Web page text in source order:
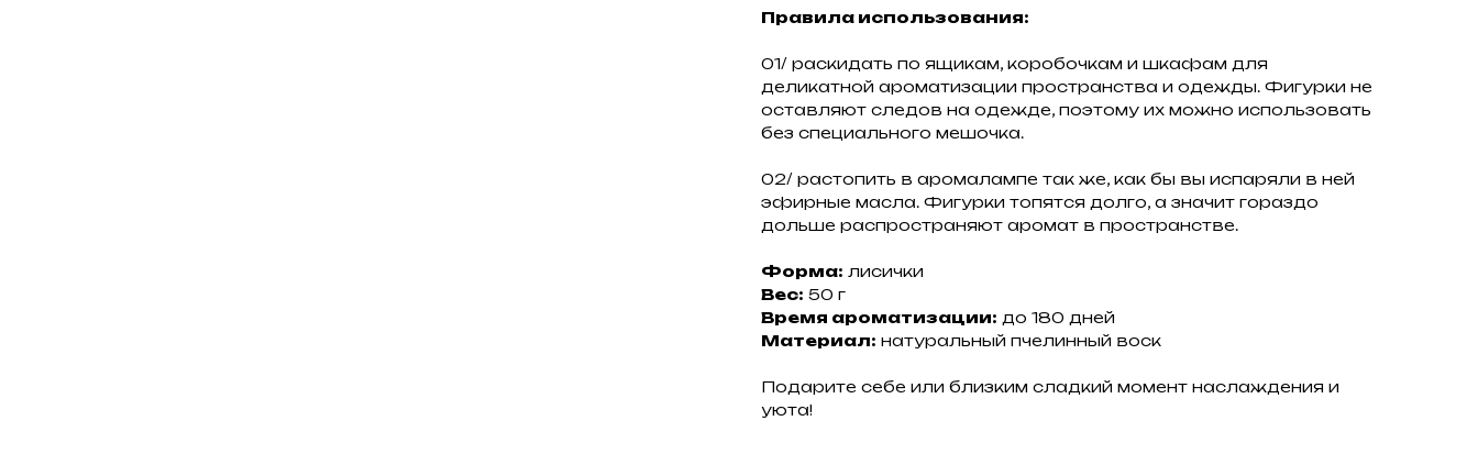
Правила использования:
01/ раскидать по ящикам, коробочкам и шкафам для
деликатной ароматизации пространства и одежды. Фигурки не
оставляют следов на одежде, поэтому их можно использовать
без специального мешочка.
02/ растопить в аромалампе так же, как бы вы испаряли в ней
эфирные масла. Фигурки топятся долго, а значит гораздо
дольше распространяют аромат в пространстве.
Форма: лисички
Вес: 50 г
Время ароматизации: до 180 дней
Материал: натуральный пчелинный воск
Подарите себе или близким сладкий момент наслаждения и
уюта!